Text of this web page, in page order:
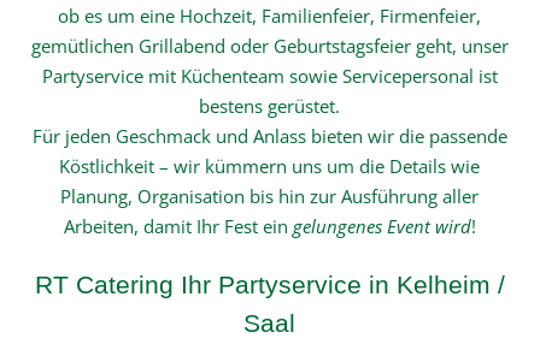
ob es um eine Hochzeit, Familienfeier, Firmenfeier,
gemütlichen Grillabend oder Geburtstagsfeier geht, unser
Partyservice mit Küchenteam sowie Servicepersonal ist
bestens gerüstet.
Für jeden Geschmack und Anlass bieten wir die passende
Köstlichkeit – wir kümmern uns um die Details wie
Planung, Organisation bis hin zur Ausführung aller
Arbeiten, damit Ihr Fest ein gelungenes Event wird!
RT Catering Ihr Partyservice in Kelheim /
Saal